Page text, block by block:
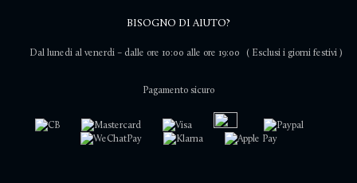
BISOGNO DI AIUTO?
Dal lunedi al venerdi – dalle ore 10:00 alle ore 19:00 ( Esclusi i giorni festivi )
Pagamento sicuro